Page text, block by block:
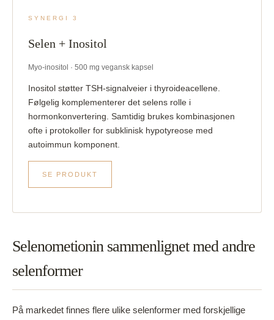
SYNERGI 3
Selen + Inositol
Myo-inositol · 500 mg vegansk kapsel
Inositol støtter TSH-signalveier i thyroideacellene.
Følgelig komplementerer det selens rolle i
hormonkonvertering. Samtidig brukes kombinasjonen
ofte i protokoller for subklinisk hypotyreose med
autoimmun komponent.
SE PRODUKT
Selenometionin sammenlignet med andre
selenformer
På markedet finnes flere ulike selenformer med forskjellige